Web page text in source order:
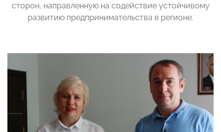
сторон, направленную на содействие устойчивому
развитию предпринимательства в регионе.